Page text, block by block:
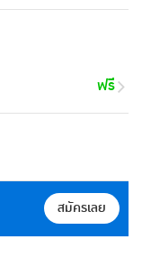
สมัครเลย
ฟรี